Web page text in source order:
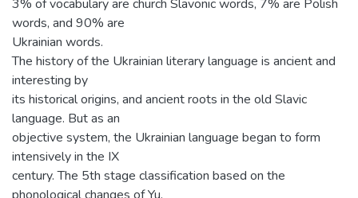
3% of vocabulary are church Slavonic words, 7% are Polish
words, and 90% are
Ukrainian words.
The history of the Ukrainian literary language is ancient and
interesting by
its historical origins, and ancient roots in the old Slavic
language. But as an
objective system, the Ukrainian language began to form
intensively in the IX
century. The 5th stage classification based on the